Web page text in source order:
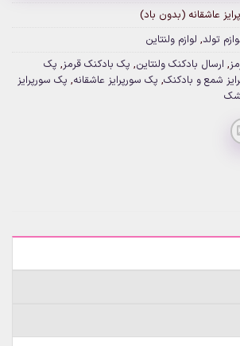
عاشقانه (بدون باد)
تولد, لوازم ولنتاین
, ارسال بادکنک ولنتاین, پک بادکنک قرمز, پک
شمع و بادکنک, پک سورپرایز عاشقانه, پک سورپرایز